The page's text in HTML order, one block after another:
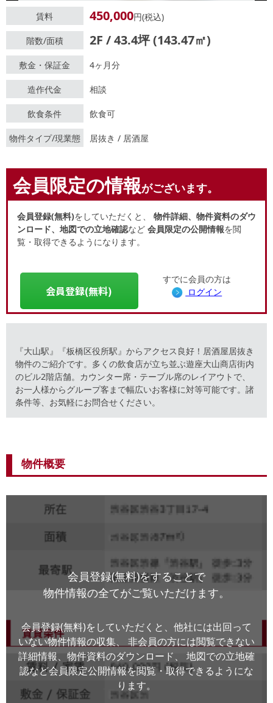
賃料 450,000円(税込)
階数/面積 2F / 43.4坪 (143.47㎡)
敷金・保証金 4ヶ月分
造作代金 相談
飲食条件 飲食可
物件タイプ/現業態 居抜き / 居酒屋
会員限定の情報がございます。
会員登録(無料)をしていただくと、 物件詳細、物件資料のダウ
ンロード、地図での立地確認など 会員限定の公開情報を閲
覧・取得できるようになります。
会員登録(無料)
すでに会員の方は
ログイン
『大山駅』『板橋区役所駅』からアクセス良好！居酒屋居抜き
物件のご紹介です。多くの飲食店が立ち並ぶ遊座大山商店街内
のビル2階店舗。カウンター席・テーブル席のレイアウトで、
お一人様からグループ客まで幅広いお客様に対等可能です。諸
条件等、お気軽にお問合せください。
物件概要
会員登録(無料)をすることで
物件情報の全てがご覧いただけます。
会員登録(無料)をしていただくと、他社には出回って
いない物件情報の収集、
非会員の方には閲覧できない
詳細情報、物件資料のダウンロード、
地図での立地確
認など会員限定公開情報を閲覧・取得できるようにな
ります。